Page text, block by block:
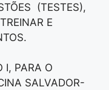
(TESTES),
E
I, PARA O
SALVADOR-